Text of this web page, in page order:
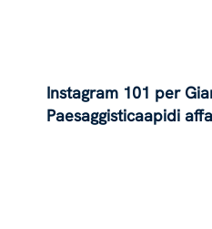
Instagram 101 per
Paesaggisticaapidi